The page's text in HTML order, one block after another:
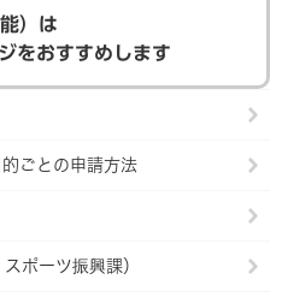
）は
をおすすめします
ごとの申請方法
ポーツ振興課）